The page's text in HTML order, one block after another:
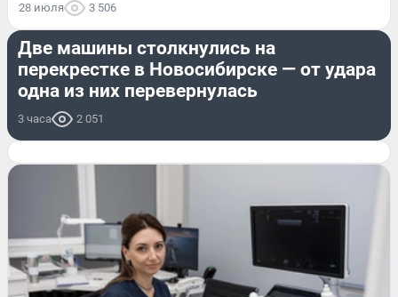
28 июля 3 506
ПРОИСШЕСТВИЯ
Две машины столкнулись на
перекрестке в Новосибирске — от удара
одна из них перевернулась
3 часа 2 051